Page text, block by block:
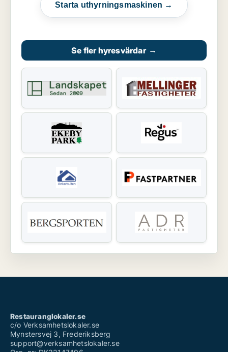
Starta uthyrningsmaskinen →
Se fler hyresvärdar →
Restauranglokaler.se
c/o Verksamhetslokaler.se
Mynstersvej 3, Frederiksberg
support@verksamhetslokaler.se